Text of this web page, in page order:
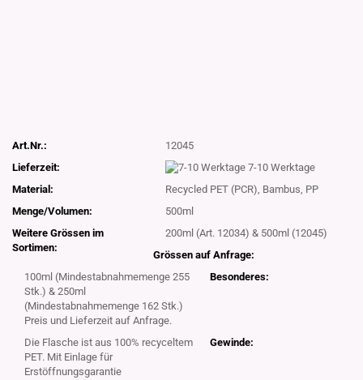
Art.Nr.:
12045
Lieferzeit:
7-10 Werktage
Material:
Recycled PET (PCR), Bambus, PP
Menge/Volumen:
500ml
Weitere Grössen im
Sortimen:
200ml (Art. 12034) & 500ml (12045)
Grössen auf Anfrage:
100ml (Mindestabnahmemenge 255
Stk.) & 250ml
(Mindestabnahmemenge 162 Stk.)
Preis und Lieferzeit auf Anfrage.
Besonderes:
Die Flasche ist aus 100% recyceltem
PET. Mit Einlage für
Erstöffnungsgarantie
Gewinde: